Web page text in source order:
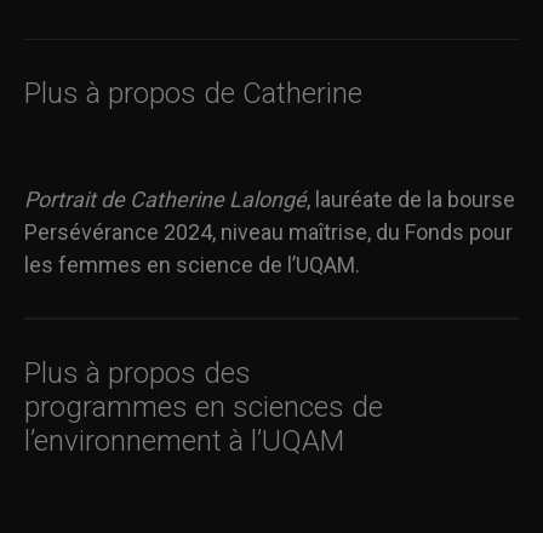
Plus à propos de Catherine
Portrait de Catherine Lalongé, lauréate de la bourse
Persévérance 2024, niveau maîtrise, du Fonds pour
les femmes en science de l’UQAM.
Plus à propos des
programmes en sciences de
l’environnement à l’UQAM